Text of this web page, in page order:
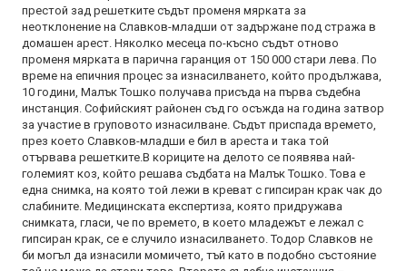
престой зад решетките съдът променя мярката за
неотклонение на Славков-младши от задържане под стража в
домашен арест. Няколко месеца по-късно съдът отново
променя мярката в парична гаранция от 150 000 стари лева. По
време на епичния процес за изнасилването, който продължава,
10 години, Малък Тошко получава присъда на първа съдебна
инстанция. Софийският районен съд го осъжда на година затвор
за участие в груповото изнасилване. Съдът приспада времето,
през което Славков-младши е бил в ареста и така той
отървава решетките.В кориците на делото се появява най-
големият коз, който решава съдбата на Малък Тошко. Това е
една снимка, на която той лежи в креват с гипсиран крак чак до
слабините. Медицинската експертиза, която придружава
снимката, гласи, че по времето, в което младежът е лежал с
гипсиран крак, се е случило изнасилването. Тодор Славков не
би могъл да изнасили момичето, тъй като в подобно състояние